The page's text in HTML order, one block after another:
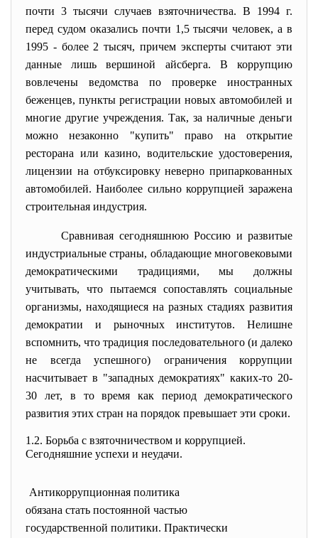
почти 3 тысячи случаев взяточничества. В 1994 г.
перед судом оказались почти 1,5 тысячи человек, а в
1995 - более 2 тысяч, причем эксперты считают эти
данные лишь вершиной айсберга. В коррупцию
вовлечены ведомства по проверке иностранных
беженцев, пункты регистрации новых автомобилей и
многие другие учреждения. Так, за наличные деньги
можно незаконно "купить" право на открытие
ресторана или казино, водительские удостоверения,
лицензии на отбуксировку неверно припаркованных
автомобилей. Наиболее сильно коррупцией заражена
строительная индустрия.
Сравнивая сегодняшнюю Россию и развитые
индустриальные страны, обладающие многовековыми
демократическими традициями, мы должны
учитывать, что пытаемся сопоставлять социальные
организмы, находящиеся на разных стадиях развития
демократии и рыночных институтов. Нелишне
вспомнить, что традиция последовательного (и далеко
не всегда успешного) ограничения коррупции
насчитывает в "западных демократиях" каких-то 20-
30 лет, в то время как период демократического
развития этих стран на порядок превышает эти сроки.
1.2. Борьба с взяточничеством и коррупцией.
Сегодняшние успехи и неудачи.
Антикоррупционная политика
обязана стать постоянной частью
государственной политики. Практически